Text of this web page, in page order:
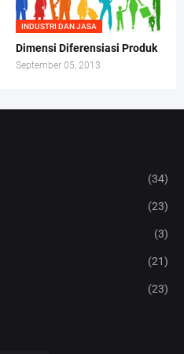
INDUSTRI DAN JASA
Dimensi Diferensiasi Produk
September 05, 2013
(34)
(23)
(3)
(21)
(23)